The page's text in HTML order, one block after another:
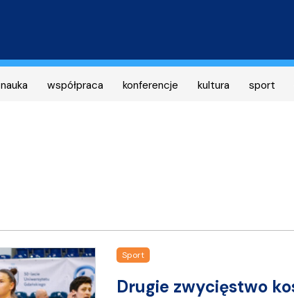
nauka współpraca konferencje kultura sport
Sport
Drugie zwycięstwo